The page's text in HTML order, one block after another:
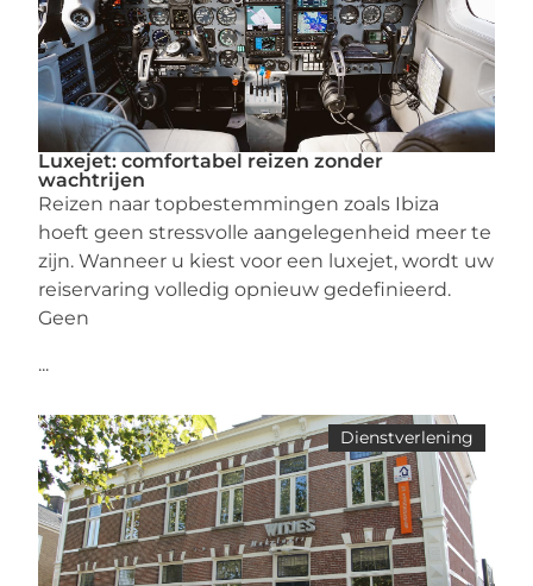
Luxejet: comfortabel reizen zonder
wachtrijen
Reizen naar topbestemmingen zoals Ibiza
hoeft geen stressvolle aangelegenheid meer te
zijn. Wanneer u kiest voor een luxejet, wordt uw
reiservaring volledig opnieuw gedefinieerd.
Geen
...
Dienstverlening